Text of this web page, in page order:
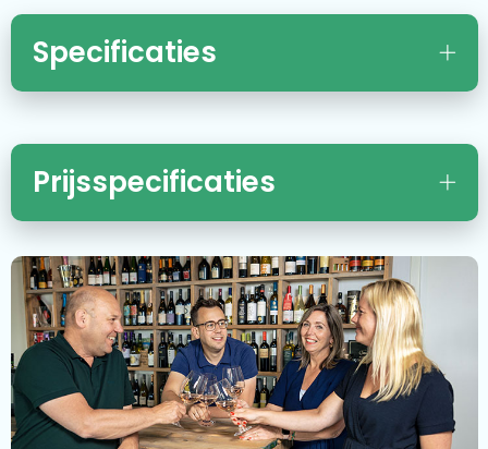
Specificaties
Prijsspecificaties